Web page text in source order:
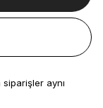
aynı